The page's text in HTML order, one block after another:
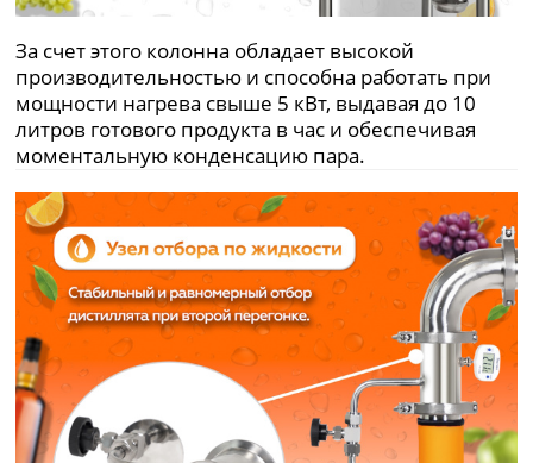
За счет этого колонна обладает высокой
производительностью и способна работать при
мощности нагрева свыше 5 кВт, выдавая до 10
литров готового продукта в час и обеспечивая
моментальную конденсацию пара.